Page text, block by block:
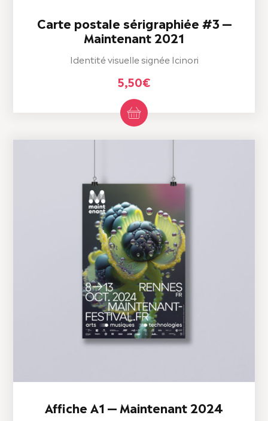
Carte postale sérigraphiée #3 —
Maintenant 2021
Identité visuelle signée Icinori
5,50€
Affiche A1 — Maintenant 2024